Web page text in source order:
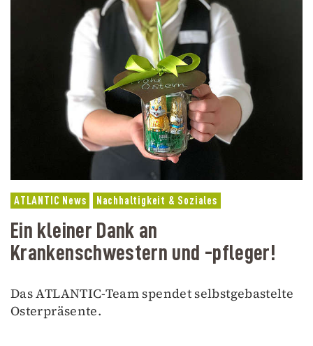
ATLANTIC News Nachhaltigkeit & Soziales
Ein kleiner Dank an
Krankenschwestern und -pfleger!
Das ATLANTIC-Team spendet selbstgebastelte
Osterpräsente.